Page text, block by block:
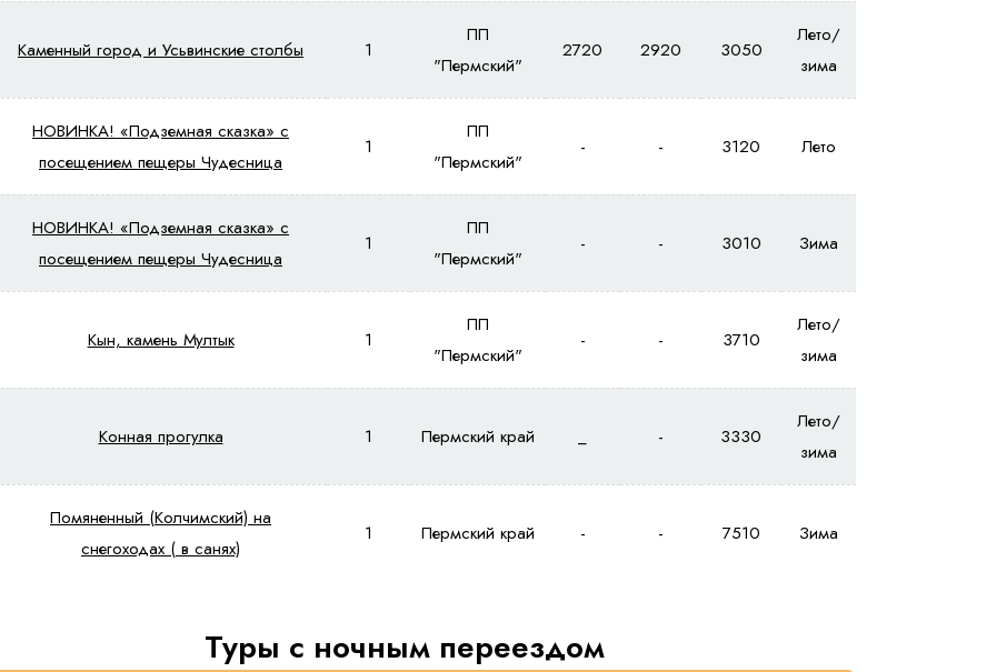
Каменный город и Усьвинские столбы 1
ПП
"Пермский"
2720 2920 3050
Лето/
зима
НОВИНКА! «Подземная сказка» с
посещением пещеры Чудесница
1
ПП
"Пермский"
- - 3120 Лето
НОВИНКА! «Подземная сказка» с
посещением пещеры Чудесница
1
ПП
"Пермский"
- - 3010 Зима
Кын, камень Мултык 1
ПП
"Пермский"
- - 3710
Лето/
зима
Конная прогулка 1 Пермский край _ - 3330
Лето/
зима
Помяненный (Колчимский) на
снегоходах ( в санях)
1 Пермский край - - 7510 Зима
Туры с ночным переездом